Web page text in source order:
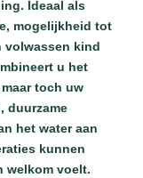
Ideaal als
mogelijkheid tot
volwassen kind
u het
toch uw
duurzame
het water aan
kunnen
welkom voelt.